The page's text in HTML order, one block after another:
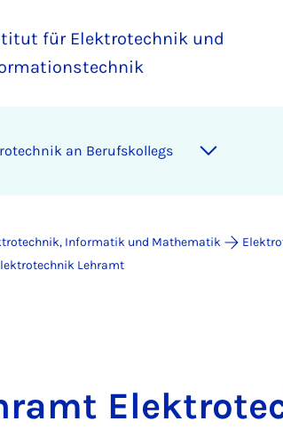
für Elektrotechnik und
an Berufskollegs
Informatik und Mathematik
Lehramt